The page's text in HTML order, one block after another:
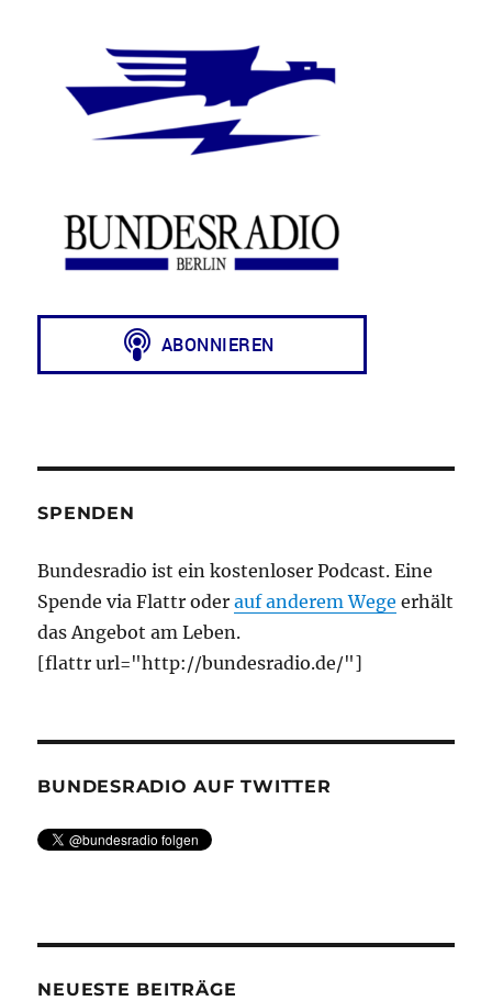
SPENDEN
Bundesradio ist ein kostenloser Podcast. Eine
Spende via Flattr oderauf anderem Wege erhält
das Angebot am Leben.
[flattr url="http://bundesradio.de/"]
BUNDESRADIO AUF TWITTER
NEUESTE BEITRÄGE